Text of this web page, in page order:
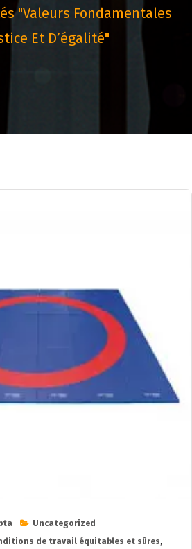
"valeurs Fondamentales
Et D’égalité"
Uncategorized
de travail équitables et sûres,